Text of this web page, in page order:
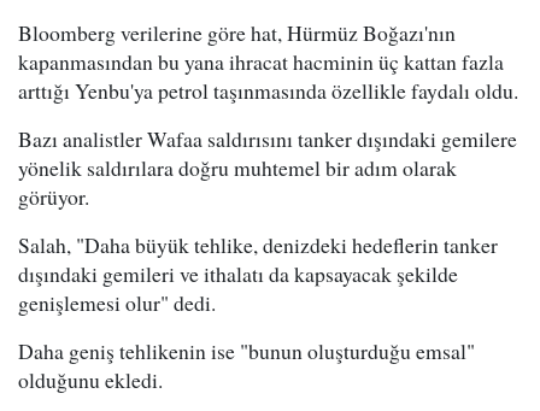
Bloomberg verilerine göre hat, Hürmüz Boğazı'nın
kapanmasından bu yana ihracat hacminin üç kattan fazla
arttığı Yenbu'ya petrol taşınmasında özellikle faydalı oldu.
Bazı analistler Wafaa saldırısını tanker dışındaki gemilere
yönelik saldırılara doğru muhtemel bir adım olarak
görüyor.
Salah, "Daha büyük tehlike, denizdeki hedeflerin tanker
dışındaki gemileri ve ithalatı da kapsayacak şekilde
genişlemesi olur" dedi.
Daha geniş tehlikenin ise "bunun oluşturduğu emsal"
olduğunu ekledi.